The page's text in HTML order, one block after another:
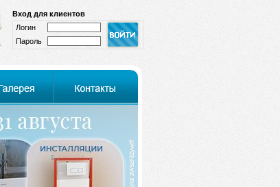
Вход для клиентов
Логин
Пароль